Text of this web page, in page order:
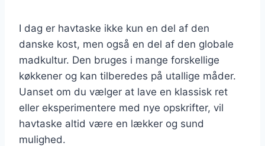
I dag er havtaske ikke kun en del af den
danske kost, men også en del af den globale
madkultur. Den bruges i mange forskellige
køkkener og kan tilberedes på utallige måder.
Uanset om du vælger at lave en klassisk ret
eller eksperimentere med nye opskrifter, vil
havtaske altid være en lækker og sund
mulighed.